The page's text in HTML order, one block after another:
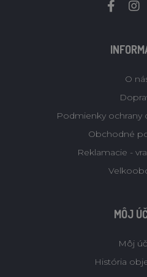
O
Podmienky ochrany
Obchodné
Reklamacie -
MÔJ
Môj
História